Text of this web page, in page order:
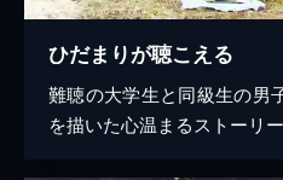
ひだまりが聴こえる
難聴の大学生と同級生の男
を描いた心温まるストーリー